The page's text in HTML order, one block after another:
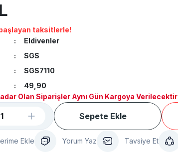
taksitlerle!
Eldivenler
SGS
SGS7110
49,90
Olan Siparişler Aynı Gün Kargoya Verilecektir
Sepete Ekle
Yorum Yaz Tavsiye Et